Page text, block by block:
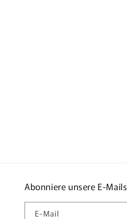
Abonniere unsere E-Mails
E-Mail